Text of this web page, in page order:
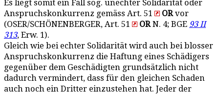
Es liegt somit ein Fall sog. unechter Solidarität oder
Anspruchskonkurrenz gemäss Art. 51
ORvor
(OSER/SCHÖNENBERGER, Art. 51
ORN. 4; BGE 93 II
313, Erw. 1).
Gleich wie bei echter Solidarität wird auch bei blosser
Anspruchskonkurrenz die Haftung eines Schädigers
gegenüber dem Geschädigten grundsätzlich nicht
dadurch vermindert, dass für den gleichen Schaden
auch noch ein Dritter einzustehen hat. Jeder der